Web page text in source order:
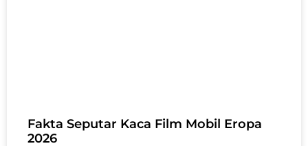
Fakta Seputar Kaca Film Mobil Eropa
2026